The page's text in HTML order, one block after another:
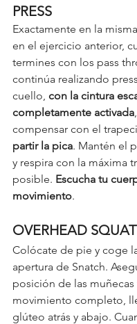
PRESS
Exactamente en la
en el ejercicio anterior,
termines con los pass
continúa realizando
cuello, con la cintura
completamente activada
compensar con el
partir la pica. Mantén el
y respira con la máxima
posible. Escucha tu
movimiento.
OVERHEAD SQUAT
Colócate de pie y coge
apertura de Snatch.
posición de las muñecas
movimiento completo,
glúteo atrás y abajo.